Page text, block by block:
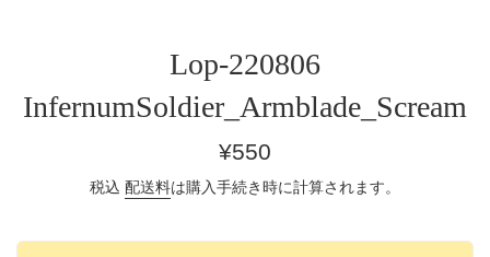
Lop-220806
InfernumSoldier_Armblade_Scream
通
価
¥550
税込 配送料は購入手続き時に計算されます。